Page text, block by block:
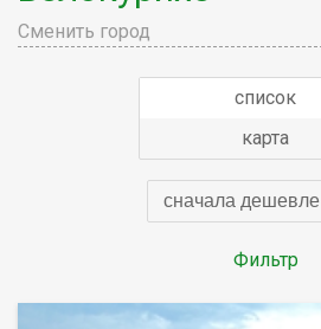
Сменить город
список
карта
сначала дешевле
Фильтр